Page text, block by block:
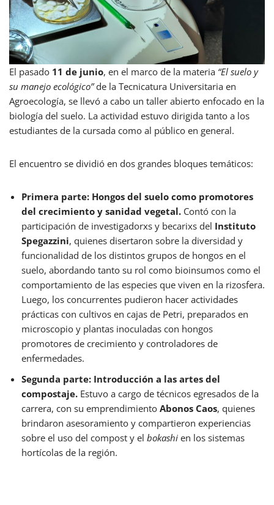
El pasado 11 de junio, en el marco de la materia “El suelo y
su manejo ecológico” de la Tecnicatura Universitaria en
Agroecología, se llevó a cabo un taller abierto enfocado en la
biología del suelo. La actividad estuvo dirigida tanto a los
estudiantes de la cursada como al público en general.
El encuentro se dividió en dos grandes bloques temáticos:
Primera parte: Hongos del suelo como promotores
del crecimiento y sanidad vegetal. Contó con la
participación de investigadorxs y becarixs del Instituto
Spegazzini, quienes disertaron sobre la diversidad y
funcionalidad de los distintos grupos de hongos en el
suelo, abordando tanto su rol como bioinsumos como el
comportamiento de las especies que viven en la rizosfera.
Luego, los concurrentes pudieron hacer actividades
prácticas con cultivos en cajas de Petri, preparados en
microscopio y plantas inoculadas con hongos
promotores de crecimiento y controladores de
enfermedades.
Segunda parte: Introducción a las artes del
compostaje. Estuvo a cargo de técnicos egresados de la
carrera, con su emprendimiento Abonos Caos, quienes
brindaron asesoramiento y compartieron experiencias
sobre el uso del compost y el bokashi en los sistemas
hortícolas de la región.